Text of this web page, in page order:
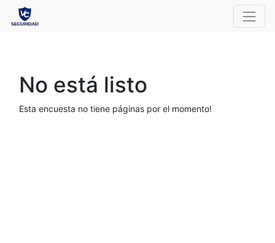
No está listo
Esta encuesta no tiene páginas por el momento!